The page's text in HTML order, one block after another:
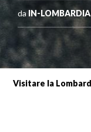
da IN-
Visitare la